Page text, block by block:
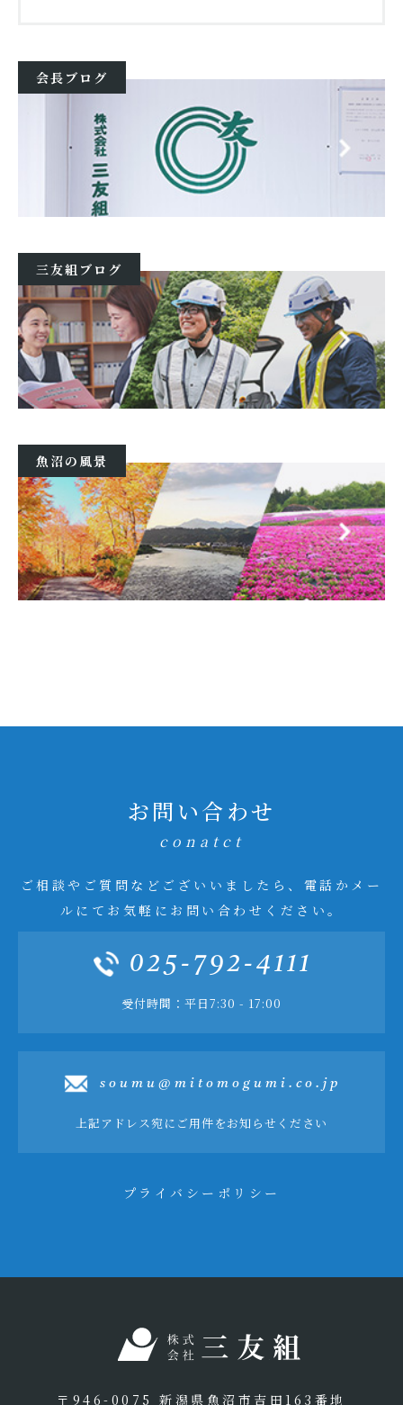
会長ブログ
三友組ブログ
魚沼の風景
お問い合わせ
conatct
ご相談やご質問などございいましたら、電話かメー
ルにてお気軽にお問い合わせください。
025-792-4111
受付時間：平日7:30 - 17:00
soumu@mitomogumi.co.jp
上記アドレス宛にご用件をお知らせください
プライバシーポリシー
〒946-0075 新潟県魚沼市吉田163番地